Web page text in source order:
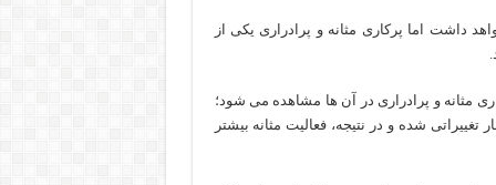
داشت اما پرکاری مثانه و پرادراری یکی از
مثانه و پرادراری در آن ها مشاهده می شود؛
شده و در نتیجه، فعالیت مثانه بیشتر